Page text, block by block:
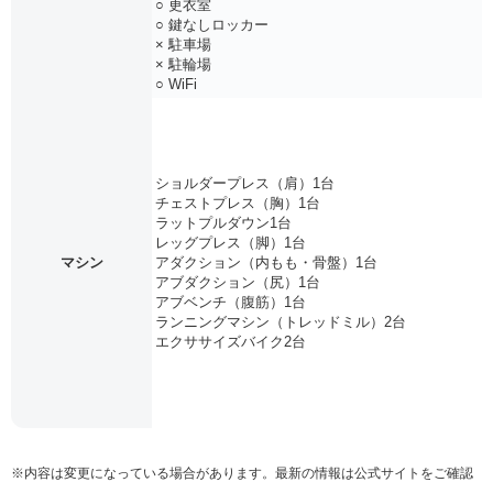
○ 更衣室
○ 鍵なしロッカー
× 駐車場
× 駐輪場
○ WiFi
マシン
ショルダープレス（肩）1台
チェストプレス（胸）1台
ラットプルダウン1台
レッグプレス（脚）1台
アダクション（内もも・骨盤）1台
アブダクション（尻）1台
アブベンチ（腹筋）1台
ランニングマシン（トレッドミル）2台
エクササイズバイク2台
※内容は変更になっている場合があります。最新の情報は公式サイトをご確認